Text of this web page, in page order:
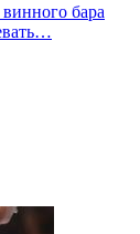
винного бара